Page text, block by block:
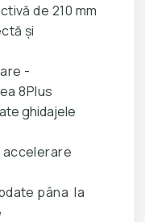
de 210 mm
și
-
8Plus
ghidajele
pâna la